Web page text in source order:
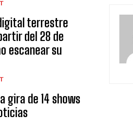
terrestre
del 28 de
escanear su
gira de 14 shows